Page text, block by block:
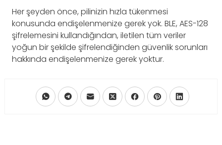
Her şeyden önce, pilinizin hızla tükenmesi
konusunda endişelenmenize gerek yok. BLE, AES-128
şifrelemesini kullandığından, iletilen tüm veriler
yoğun bir şekilde şifrelendiğinden güvenlik sorunları
hakkında endişelenmenize gerek yoktur.